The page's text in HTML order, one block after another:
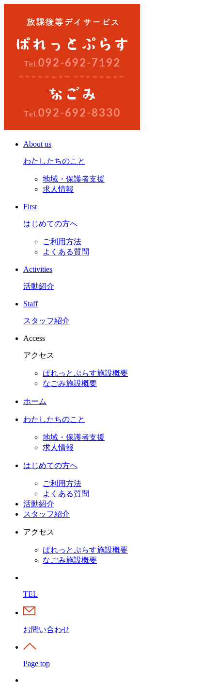
About us
わたしたちのこと
地域・保護者支援
求人情報
First
はじめての方へ
ご利用方法
よくある質問
Activities
活動紹介
Staff
スタッフ紹介
Access
アクセス
ぱれっとぷらす施設概要
なごみ施設概要
ホーム
わたしたちのこと
地域・保護者支援
求人情報
はじめての方へ
ご利用方法
よくある質問
活動紹介
スタッフ紹介
アクセス
ぱれっとぷらす施設概要
なごみ施設概要
TEL
お問い合わせ
Page top